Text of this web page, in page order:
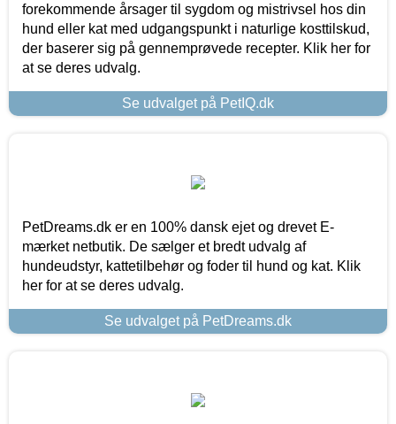
forekommende årsager til sygdom og mistrivsel hos din
hund eller kat med udgangspunkt i naturlige kosttilskud,
der baserer sig på gennemprøvede recepter. Klik her for
at se deres udvalg.
Se udvalget på PetIQ.dk
PetDreams.dk er en 100% dansk ejet og drevet E-
mærket netbutik. De sælger et bredt udvalg af
hundeudstyr, kattetilbehør og foder til hund og kat. Klik
her for at se deres udvalg.
Se udvalget på PetDreams.dk